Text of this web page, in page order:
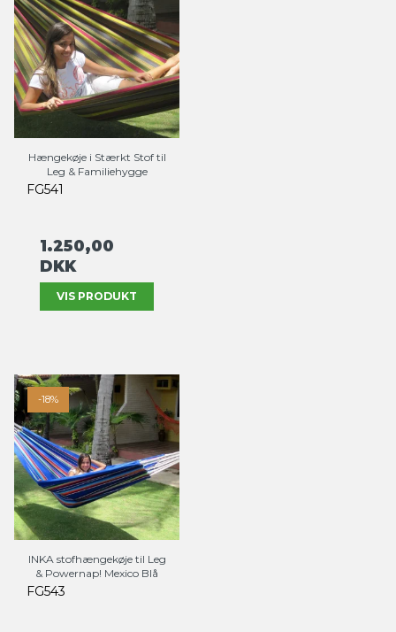
Hængekøje i Stærkt Stof til
Leg & Familiehygge
FG541
1.250,00
DKK
VIS PRODUKT
-18%
INKA stofhængekøje til Leg
& Powernap! Mexico Blå
FG543